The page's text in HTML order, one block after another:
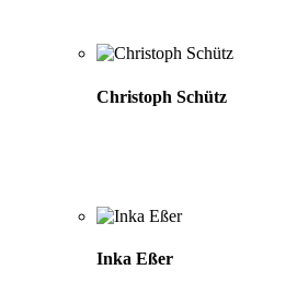
Christoph Schütz
Inka Eßer